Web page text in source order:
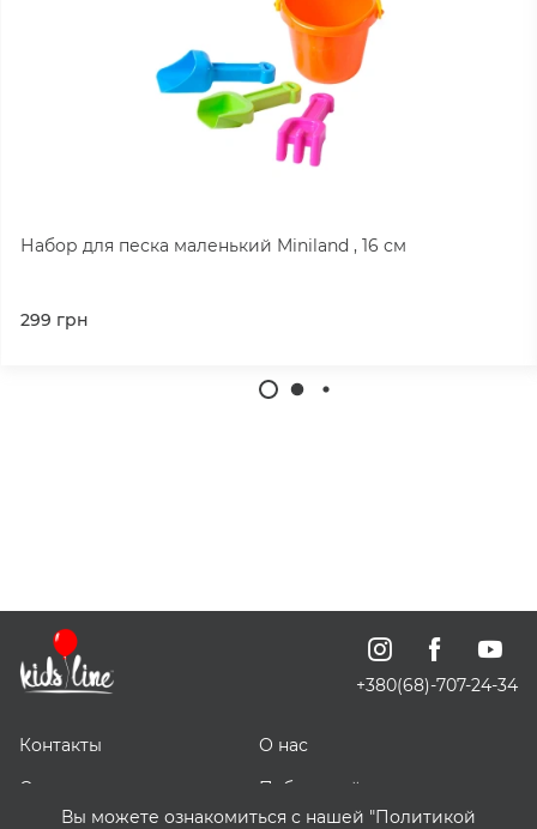
Набор для песка маленький Miniland , 16 см
299 грн
+380(68)-707-24-34
Контакты
О нас
Отзывы о нас
Публичный договор
Вы можете ознакомиться с нашей "Политикой